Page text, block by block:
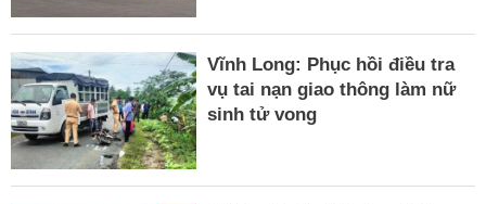
Vĩnh Long: Phục hồi điều tra
vụ tai nạn giao thông làm nữ
sinh tử vong